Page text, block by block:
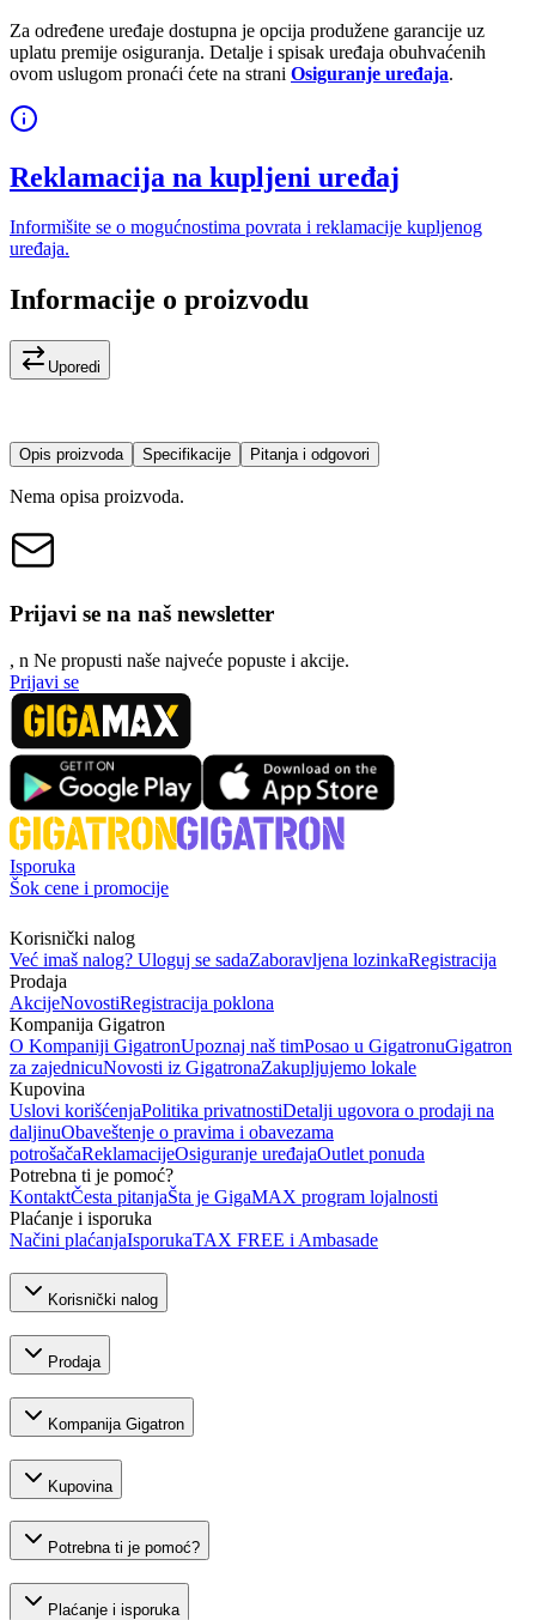
Za određene uređaje dostupna je opcija produžene garancije uz
uplatu premije osiguranja. Detalje i spisak uređaja obuhvaćenih
ovom uslugom pronaći ćete na strani Osiguranje uređaja.
Reklamacija na kupljeni uređaj
Informišite se o mogućnostima povrata i reklamacije kupljenog
uređaja.
Informacije o proizvodu
Uporedi
Opis proizvoda Specifikacije Pitanja i odgovori
Nema opisa proizvoda.
Prijavi se na naš newsletter
, n Ne propusti naše najveće popuste i akcije.
Prijavi se
Isporuka
Šok cene i promocije
Korisnički nalog
Već imaš nalog? Uloguj se sadaZaboravljena lozinkaRegistracija
Prodaja
AkcijeNovostiRegistracija poklona
Kompanija Gigatron
O Kompaniji GigatronUpoznaj naš timPosao u GigatronuGigatron
za zajednicuNovosti iz GigatronaZakupljujemo lokale
Kupovina
Uslovi korišćenjaPolitika privatnostiDetalji ugovora o prodaji na
daljinuObaveštenje o pravima i obavezama
potrošačaReklamacijeOsiguranje uređajaOutlet ponuda
Potrebna ti je pomoć?
KontaktČesta pitanjaŠta je GigaMAX program lojalnosti
Plaćanje i isporuka
Načini plaćanjaIsporukaTAX FREE i Ambasade
Korisnički nalog
Prodaja
Kompanija Gigatron
Kupovina
Potrebna ti je pomoć?
Plaćanje i isporuka